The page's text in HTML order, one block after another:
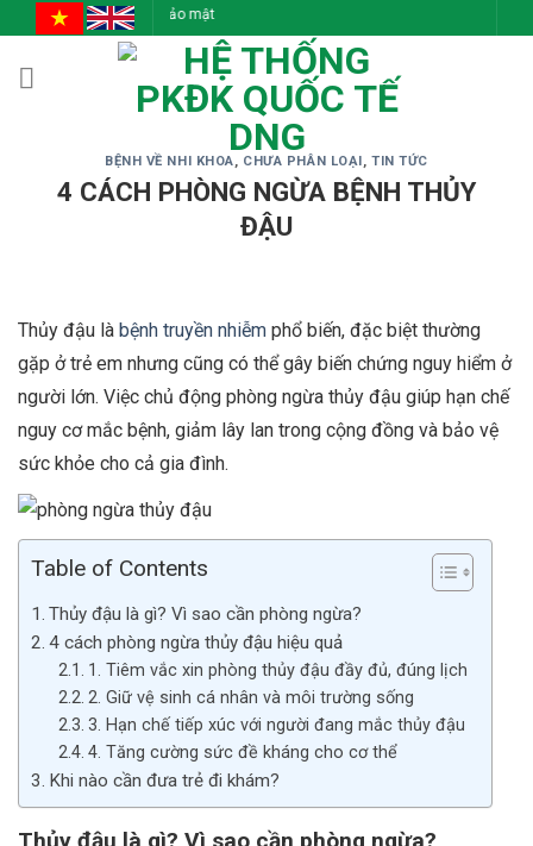
to
content
- Trách Nhiệm - Bảo mật
BỆNH VỀ NHI KHOA, CHƯA PHÂN LOẠI,TIN TỨC
4 CÁCH PHÒNG NGỪA BỆNH THỦY
ĐẬU
Thủy đậu là bệnh truyền nhiễm phổ biến, đặc biệt thường
gặp ở trẻ em nhưng cũng có thể gây biến chứng nguy hiểm ở
người lớn. Việc chủ động phòng ngừa thủy đậu giúp hạn chế
nguy cơ mắc bệnh, giảm lây lan trong cộng đồng và bảo vệ
sức khỏe cho cả gia đình.
Table of Contents
Thủy đậu là gì? Vì sao cần phòng ngừa?
4 cách phòng ngừa thủy đậu hiệu quả
1. Tiêm vắc xin phòng thủy đậu đầy đủ, đúng lịch
2. Giữ vệ sinh cá nhân và môi trường sống
3. Hạn chế tiếp xúc với người đang mắc thủy đậu
4. Tăng cường sức đề kháng cho cơ thể
Khi nào cần đưa trẻ đi khám?
Thủy đậu là gì? Vì sao cần phòng ngừa?